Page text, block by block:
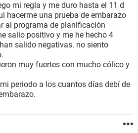
mi regla y me duro hasta el 11 d
hacerme una prueba de embarazo
al programa de planificación
salio positivo y me he hecho 4
salido negativas. no siento
muy fuertes con mucho cólico y
periodo a los cuantos días debí de